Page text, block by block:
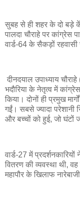
सुबह से ही शहर के दो बड़े
पालदा चौराहे पर कांग्रेस
वार्ड-64 के सैकड़ों
दीनदयाल उपाध्याय
भदौरिया के नेतृत्व में
किया। दोनों ही प्रमुख
गईं। सबसे ज्यादा परेशानी
और बच्चों को हुई, जो घंटों
वार्ड-27 में
वितरण की व्यवस्था थी,
महापौर के खिलाफ